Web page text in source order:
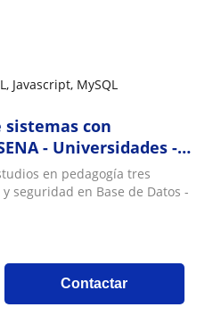
Javascript, MySQL
con
- Universidades -
en pedagogía tres
seguridad en Base de Datos -
Contactar